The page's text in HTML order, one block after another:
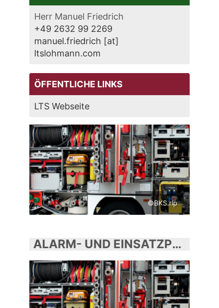
Herr Manuel Friedrich
+49 2632 99 2269
manuel.friedrich [at]
ltslohmann.com
ÖFFENTLICHE LINKS
LTS Webseite
©BKS.rlp
ALARM- UND EINSATZPLANUNG